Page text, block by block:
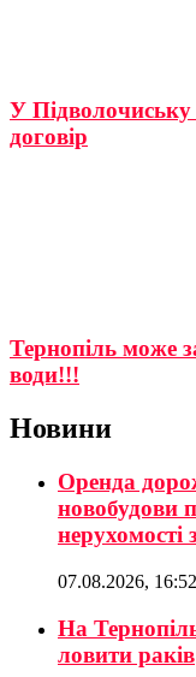
У
договір
Тернопіль може
води!!!
Новини
Оренда
новобудови
нерухомості
07.08.2026, 16:52
На
ловити раків